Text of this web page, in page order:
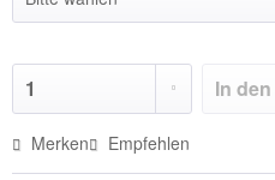
In den
Merken Empfehlen